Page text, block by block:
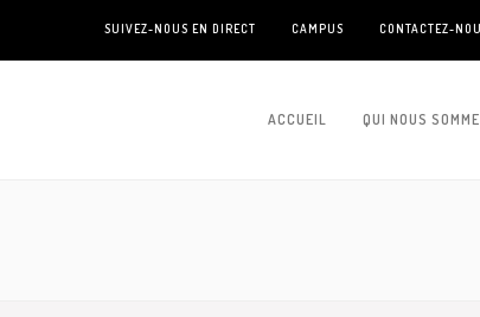
SUIVEZ-NOUS EN DIRECT CAMPUS CONTACTEZ-
ACCUEIL QUI NOUS